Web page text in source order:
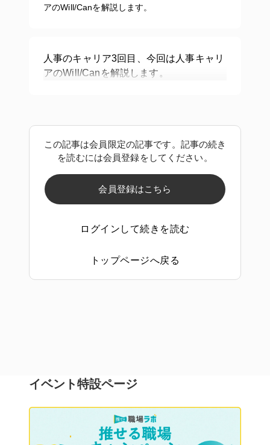
アのWill/Canを解説します。
人事のキャリア3回目、今回は人事キャリ
アのWill/Canを解説します。
この記事は会員限定の記事です。記事の続き
を読むには会員登録をしてください。
会員登録はこちら
ログインして続きを読む
トップページへ戻る
イベント特設ページ